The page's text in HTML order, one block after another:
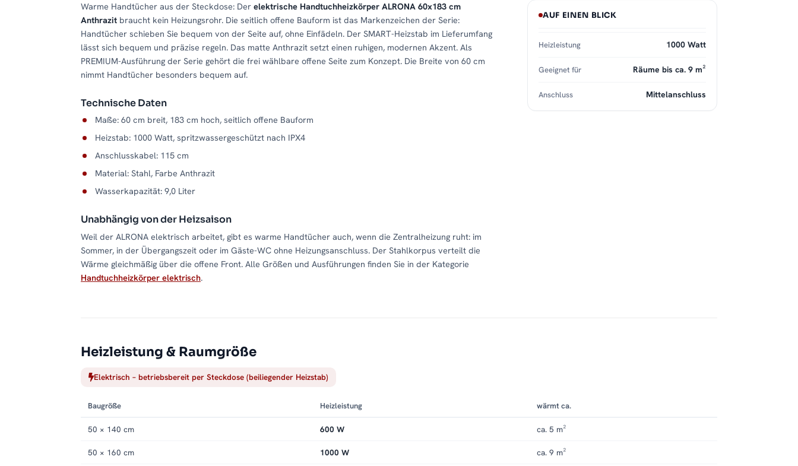
Warme Handtücher aus der Steckdose: Der elektrische Handtuchheizkörper ALRONA 60x183 cm
Anthrazit braucht kein Heizungsrohr. Die seitlich offene Bauform ist das Markenzeichen der Serie:
Handtücher schieben Sie bequem von der Seite auf, ohne Einfädeln. Der SMART-Heizstab im Lieferumfang
lässt sich bequem und präzise regeln. Das matte Anthrazit setzt einen ruhigen, modernen Akzent. Als
PREMIUM-Ausführung der Serie gehört die frei wählbare offene Seite zum Konzept. Die Breite von 60 cm
nimmt Handtücher besonders bequem auf.
Technische Daten
Maße: 60 cm breit, 183 cm hoch, seitlich offene Bauform
Heizstab: 1000 Watt, spritzwassergeschützt nach IPX4
Anschlusskabel: 115 cm
Material: Stahl, Farbe Anthrazit
Wasserkapazität: 9,0 Liter
Unabhängig von der Heizsaison
Weil der ALRONA elektrisch arbeitet, gibt es warme Handtücher auch, wenn die Zentralheizung ruht: im
Sommer, in der Übergangszeit oder im Gäste-WC ohne Heizungsanschluss. Der Stahlkorpus verteilt die
Wärme gleichmäßig über die offene Front. Alle Größen und Ausführungen finden Sie in der Kategorie
Handtuchheizkörper elektrisch.
AUF EINEN BLICK
Heizleistung 1000 Watt
Geeignet für Räume bis ca. 9 m²
Anschluss Mittelanschluss
Heizleistung & Raumgröße
Elektrisch – betriebsbereit per Steckdose (beiliegender Heizstab)
Baugröße Heizleistung wärmt ca.
50 × 140 cm 600 W ca. 5 m²
50 × 160 cm 1000 W ca. 9 m²